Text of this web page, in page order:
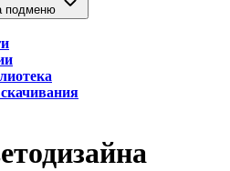
подменю